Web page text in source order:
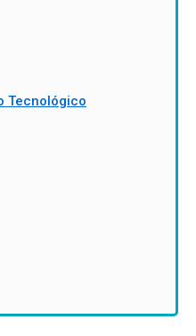
Tecnológico